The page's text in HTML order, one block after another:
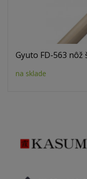
Gyuto FD-563 nôž
na sklade